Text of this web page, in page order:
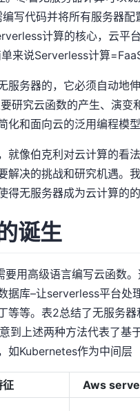
写代码并将所有服务器
计算的核心，云平
来说Serverless计算
服务器的，它必须自动地
研究云函数的产生、演变
和面向云的泛用编程模型
就像伯克利对云计算的看
解决的挑战和研究机遇。
无服务器成为云计算的的
诞生
用高级语言编写云函数
据库–让serverless平台处
等等。表2总结了无服务
到上述两种方法代表了基
如Kubernetes作为中间层
征 Aws